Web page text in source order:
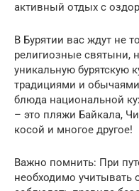
активный отдых с
В Бурятии вас ждут не
религиозные святыни,
уникальную бурятскую
традициями и
блюда национальной
– это пляжи Байкала,
косой и многое другое!
Важно помнить: При
необходимо учитывать